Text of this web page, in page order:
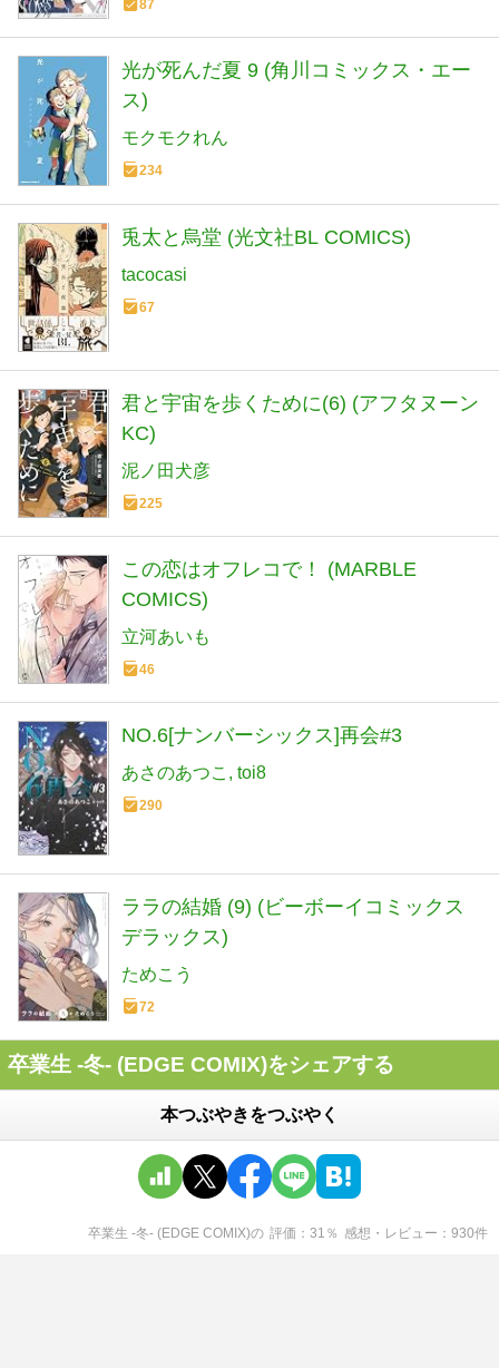
87
光が死んだ夏 9 (角川コミックス・エー
ス)
モクモクれん
234
兎太と烏堂 (光文社BL COMICS)
tacocasi
67
君と宇宙を歩くために(6) (アフタヌーン
KC)
泥ノ田犬彦
225
この恋はオフレコで！ (MARBLE
COMICS)
立河あいも
46
NO.6[ナンバーシックス]再会#3
あさのあつこ toi8
290
ララの結婚 (9) (ビーボーイコミックス
デラックス)
ためこう
72
卒業生 -冬- (EDGE COMIX)をシェアする
本つぶやきをつぶやく
卒業生 -冬- (EDGE COMIX)の 評価 31 ％ 感想・レビュー 930件